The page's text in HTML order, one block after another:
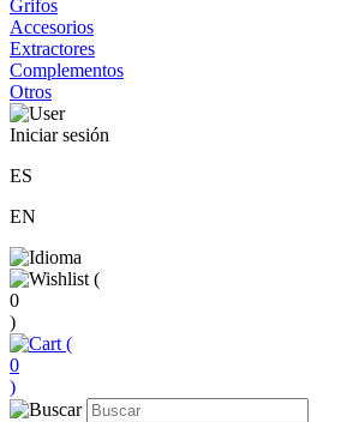
Grifos
Accesorios
Extractores
Complementos
Otros
Iniciar sesión
ES
EN
(
0
)
(
0
)